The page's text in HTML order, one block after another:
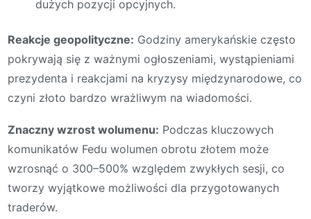
dużych pozycji opcyjnych.
Reakcje geopolityczne: Godziny amerykańskie często
pokrywają się z ważnymi ogłoszeniami, wystąpieniami
prezydenta i reakcjami na kryzysy międzynarodowe, co
czyni złoto bardzo wrażliwym na wiadomości.
Znaczny wzrost wolumenu: Podczas kluczowych
komunikatów Fedu wolumen obrotu złotem może
wzrosnąć o 300–500% względem zwykłych sesji, co
tworzy wyjątkowe możliwości dla przygotowanych
traderów.